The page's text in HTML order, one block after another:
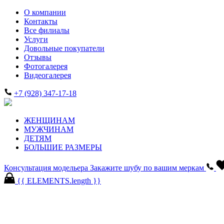
О компании
Контакты
Все филиалы
Услуги
Довольные покупатели
Отзывы
Фотогалерея
Видеогалерея
+7 (928) 347-17-18
ЖЕНЩИНАМ
МУЖЧИНАМ
ДЕТЯМ
БОЛЬШИЕ РАЗМЕРЫ
Консультация модельера Закажите шубу по вашим меркам
{{ ELEMENTS.length }}